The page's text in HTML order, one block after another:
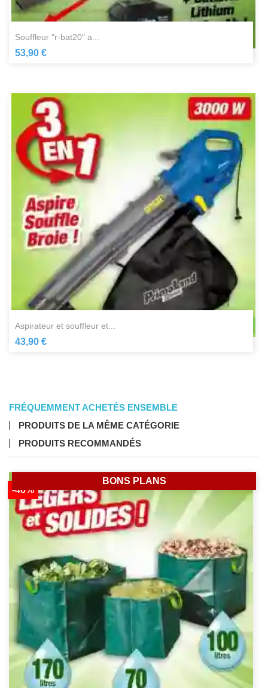
souffleur "r-bat20" a...
53,90 €
aspirateur et souffleur et...
43,90 €
FRÉQUEMMENT ACHETÉS ENSEMBLE
PRODUITS DE LA MÊME CATÉGORIE
PRODUITS RECOMMANDÉS
-40%
BONS PLANS